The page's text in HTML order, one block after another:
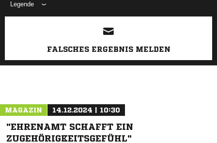
Legende
ANZEIGE
FALSCHES ERGEBNIS MELDEN
MAGAZIN 14.12.2024 | 10:30
"EHRENAMT SCHAFFT EIN
ZUGEHÖRIGKEITSGEFÜHL"